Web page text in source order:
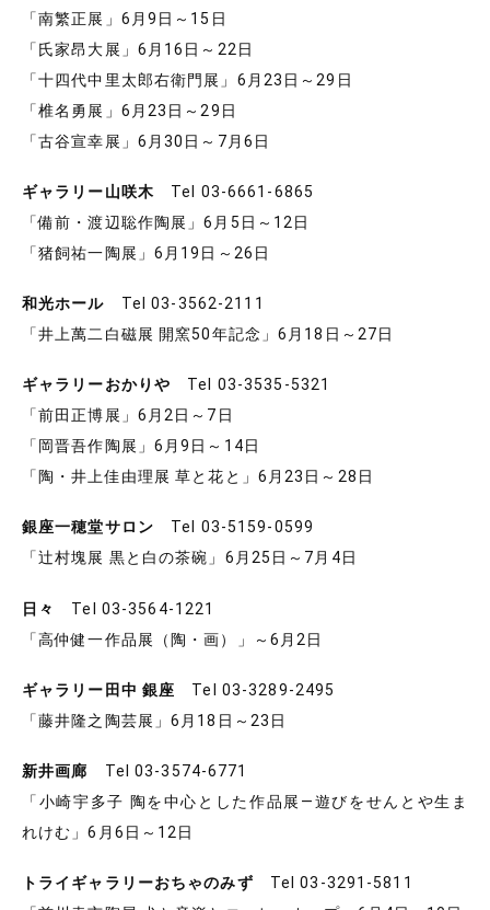
「南繁正展」6月9日～15日
「氏家昂大展」6月16日～22日
「十四代中里太郎右衛門展」6月23日～29日
「椎名勇展」6月23日～29日
「古谷宣幸展」6月30日～7月6日
ギャラリー山咲木 Tel 03-6661-6865
「備前・渡辺聡作陶展」6月5日～12日
「猪飼祐一陶展」6月19日～26日
和光ホール Tel 03-3562-2111
「井上萬二白磁展 開窯50年記念」6月18日～27日
ギャラリーおかりや Tel 03-3535-5321
「前田正博展」6月2日～7日
「岡晋吾作陶展」6月9日～14日
「陶・井上佳由理展 草と花と」6月23日～28日
銀座一穂堂サロン Tel 03-5159-0599
「辻村塊展 黒と白の茶碗」6月25日～7月4日
日々
Tel 03-3564-1221
「高仲健一作品展（陶・画）」～6月2日
ギャラリー田中 銀座 Tel 03-3289-2495
「藤井隆之陶芸展」6月18日～23日
新井画廊 Tel 03-3574-6771
「小崎宇多子 陶を中心とした作品展―遊びをせんとや生ま
れけむ」6月6日～12日
トライギャラリーおちゃのみず Tel 03-3291-5811